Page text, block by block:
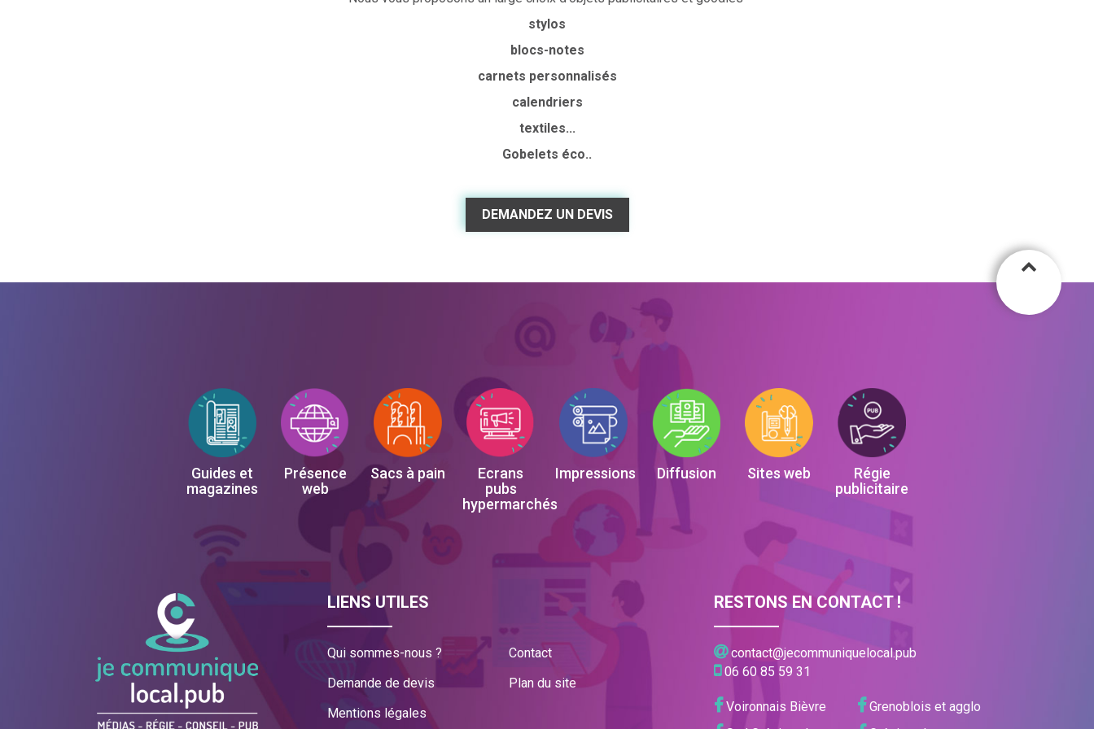
stylos
blocs-notes
carnets personnalisés
calendriers
textiles...
Gobelets éco..
DEMANDEZ UN DEVIS
Guides et
magazines
Présence
web
Sacs à pain
Ecrans
pubs
hypermarchés
Impressions Diffusion Sites web
Régie
publicitaire
LIENS UTILES
Qui sommes-nous ?
Contact
Demande de devis
Plan du site
Mentions légales
RESTONS EN CONTACT !
contact@jecommuniquelocal.pub
06 60 85 59 31
Voironnais Bièvre
Grenoblois et agglo